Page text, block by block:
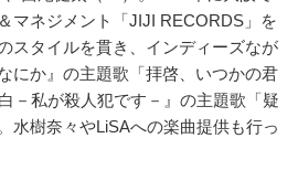
マネジメント「JIJI RECORDS」を
スタイルを貫き、インディーズなが
にか』の主題歌「拝啓、いつかの君
－私が殺人犯です－』の主題歌「疑
水樹奈々やLiSAへの楽曲提供も行っ